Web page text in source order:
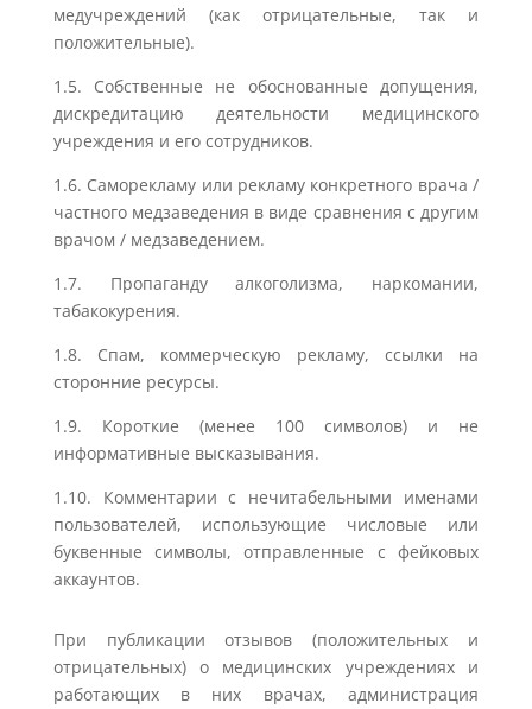
медучреждений (как отрицательные, так и
положительные).
1.5. Собственные не обоснованные допущения,
дискредитацию деятельности медицинского
учреждения и его сотрудников.
1.6. Саморекламу или рекламу конкретного врача /
частного медзаведения в виде сравнения с другим
врачом / медзаведением.
1.7. Пропаганду алкоголизма, наркомании,
табакокурения.
1.8. Спам, коммерческую рекламу, ссылки на
сторонние ресурсы.
1.9. Короткие (менее 100 символов) и не
информативные высказывания.
1.10. Комментарии с нечитабельными именами
пользователей, использующие числовые или
буквенные символы, отправленные с фейковых
аккаунтов.
При публикации отзывов (положительных и
отрицательных) о медицинских учреждениях и
работающих в них врачах, администрация